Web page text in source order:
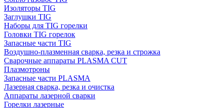
Изоляторы TIG
Заглушки TIG
Наборы для TIG горелки
Головки TIG горелок
Запасные части TIG
Воздушно-плазменная сварка, резка и строжка
Сварочные аппараты PLASMA CUT
Плазмотроны
Запасные части PLASMA
Лазерная сварка, резка и очистка
Аппараты лазерной сварки
Горелки лазерные